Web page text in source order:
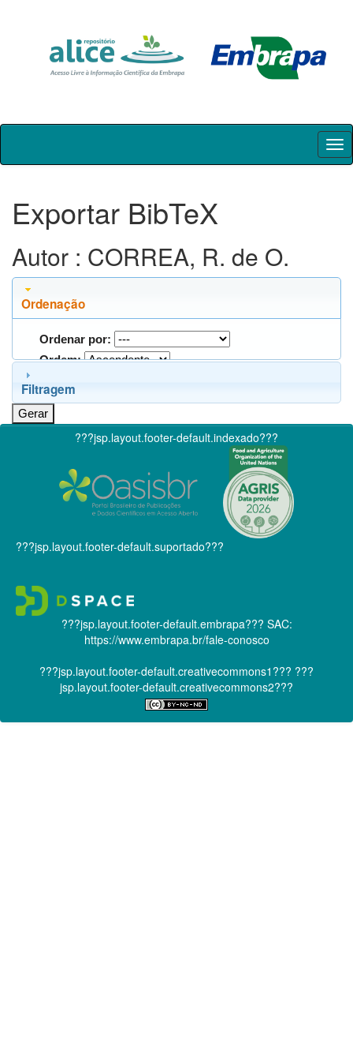
Skip
Exportar BibTeX
Autor : CORREA, R. de O.
Ordenação
Ordenar por:
Ordem:
Filtragem
???jsp.layout.footer-default.indexado???
???jsp.layout.footer-default.suportado???
???jsp.layout.footer-default.embrapa??? SAC:
https://www.embrapa.br/fale-conosco
???jsp.layout.footer-default.creativecommons1??? ???
jsp.layout.footer-default.creativecommons2???